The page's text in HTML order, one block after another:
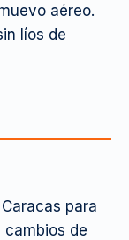
aéreo.
líos de
para
cambios de